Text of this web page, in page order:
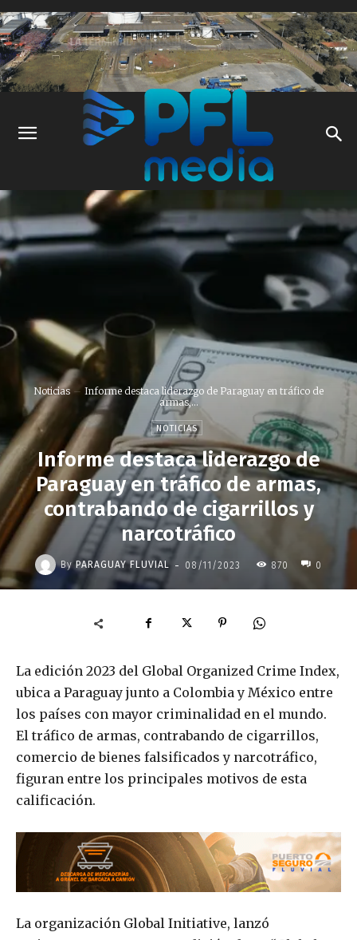
Noticias
Informe destaca liderazgo de Paraguay en tráfico de
armas,...
NOTICIAS
Informe destaca liderazgo de
Paraguay en tráfico de armas,
contrabando de cigarrillos y
narcotráfico
By PARAGUAY FLUVIAL - 08/11/2023 870 0
La edición 2023 del Global Organized Crime Index,
ubica a Paraguay junto a Colombia y México entre
los países con mayor criminalidad en el mundo.
El tráfico de armas, contrabando de cigarrillos,
comercio de bienes falsificados y narcotráfico,
figuran entre los principales motivos de esta
calificación.
La organización Global Initiative, lanzó